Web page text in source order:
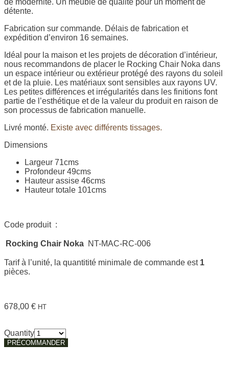
détente.
Fabrication sur commande. Délais de fabrication et
expédition d’environ 16 semaines.
Idéal pour la maison et les projets de décoration d’intérieur,
nous recommandons de placer le Rocking Chair Noka dans
un espace intérieur ou extérieur protégé des rayons du soleil
et de la pluie. Les matériaux sont sensibles aux rayons UV.
Les petites différences et irrégularités dans les finitions font
partie de l’esthétique et de la valeur du produit en raison de
son processus de fabrication manuelle.
Livré monté. Existe avec différents tissages.
Dimensions
Largeur 71cms
Profondeur 49cms
Hauteur assise 46cms
Hauteur totale 101cms
Code produit :
Rocking Chair Noka NT-MAC-RC-006
Tarif à l’unité, la quantitité minimale de commande est 1
pièces.
678,00 € HT
Quantity
PRÉCOMMANDER